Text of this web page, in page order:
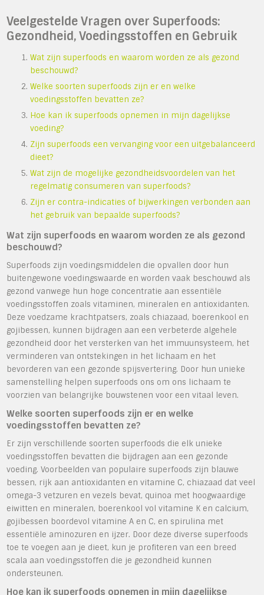
Veelgestelde Vragen over Superfoods:
Gezondheid, Voedingsstoffen en Gebruik
Wat zijn superfoods en waarom worden ze als gezond
beschouwd?
Welke soorten superfoods zijn er en welke
voedingsstoffen bevatten ze?
Hoe kan ik superfoods opnemen in mijn dagelijkse
voeding?
Zijn superfoods een vervanging voor een uitgebalanceerd
dieet?
Wat zijn de mogelijke gezondheidsvoordelen van het
regelmatig consumeren van superfoods?
Zijn er contra-indicaties of bijwerkingen verbonden aan
het gebruik van bepaalde superfoods?
Wat zijn superfoods en waarom worden ze als gezond
beschouwd?
Superfoods zijn voedingsmiddelen die opvallen door hun
buitengewone voedingswaarde en worden vaak beschouwd als
gezond vanwege hun hoge concentratie aan essentiële
voedingsstoffen zoals vitaminen, mineralen en antioxidanten.
Deze voedzame krachtpatsers, zoals chiazaad, boerenkool en
gojibessen, kunnen bijdragen aan een verbeterde algehele
gezondheid door het versterken van het immuunsysteem, het
verminderen van ontstekingen in het lichaam en het
bevorderen van een gezonde spijsvertering. Door hun unieke
samenstelling helpen superfoods ons om ons lichaam te
voorzien van belangrijke bouwstenen voor een vitaal leven.
Welke soorten superfoods zijn er en welke
voedingsstoffen bevatten ze?
Er zijn verschillende soorten superfoods die elk unieke
voedingsstoffen bevatten die bijdragen aan een gezonde
voeding. Voorbeelden van populaire superfoods zijn blauwe
bessen, rijk aan antioxidanten en vitamine C, chiazaad dat veel
omega-3 vetzuren en vezels bevat, quinoa met hoogwaardige
eiwitten en mineralen, boerenkool vol vitamine K en calcium,
gojibessen boordevol vitamine A en C, en spirulina met
essentiële aminozuren en ijzer. Door deze diverse superfoods
toe te voegen aan je dieet, kun je profiteren van een breed
scala aan voedingsstoffen die je gezondheid kunnen
ondersteunen.
Hoe kan ik superfoods opnemen in mijn dagelijkse